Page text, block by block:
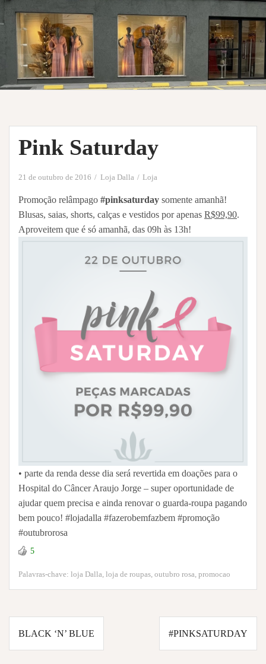
Pink Saturday
21 de outubro de 2016 Loja Dalla Loja
Promoção relâmpago #pinksaturday somente amanhã!
Blusas, saias, shorts, calças e vestidos por apenas R$99,90.
Aproveitem que é só amanhã, das 09h às 13h!
• parte da renda desse dia será revertida em doações para o
Hospital do Câncer Araujo Jorge – super oportunidade de
ajudar quem precisa e ainda renovar o guarda-roupa pagando
bem pouco! #lojadalla #fazerobemfazbem #promoção
#outubrorosa
5
Palavras-chave: loja Dalla loja de roupas outubro rosa promocao
Navegação
de
BLACK ‘N’ BLUE #PINKSATURDAY